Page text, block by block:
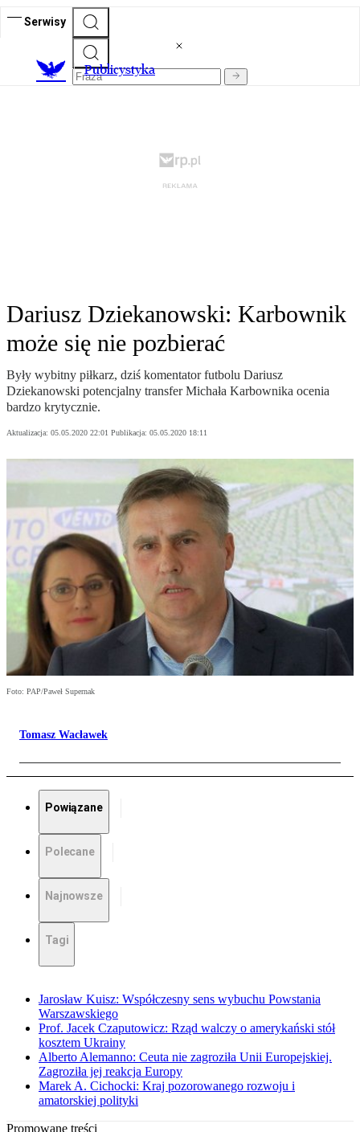
Serwisy
Publicystyka
Dariusz Dziekanowski: Karbownik
może się nie pozbierać
Były wybitny piłkarz, dziś komentator futbolu Dariusz
Dziekanowski potencjalny transfer Michała Karbownika ocenia
bardzo krytycznie.
Aktualizacja: 05.05.2020 22:01 Publikacja: 05.05.2020 18:11
Foto: PAP/Paweł Supernak
Tomasz Wacławek
Powiązane
Polecane
Najnowsze
Tagi
Jarosław Kuisz: Współczesny sens wybuchu Powstania
Warszawskiego
Prof. Jacek Czaputowicz: Rząd walczy o amerykański stół
kosztem Ukrainy
Alberto Alemanno: Ceuta nie zagroziła Unii Europejskiej.
Zagroziła jej reakcja Europy
Marek A. Cichocki: Kraj pozorowanego rozwoju i
amatorskiej polityki
Promowane treści